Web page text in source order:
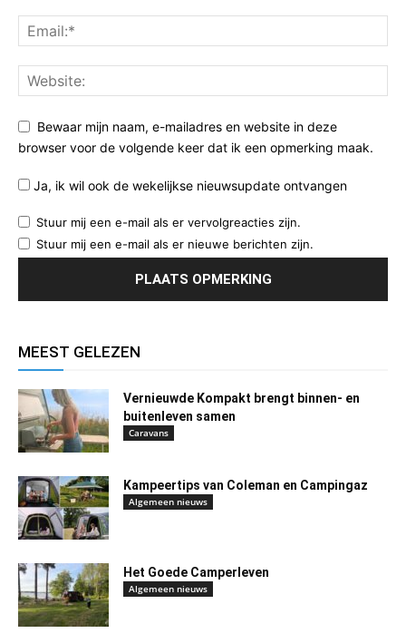
Bewaar mijn naam, e-mailadres en website in deze
browser voor de volgende keer dat ik een opmerking maak.
Ja, ik wil ook de wekelijkse nieuwsupdate ontvangen
Stuur mij een e-mail als er vervolgreacties zijn.
Stuur mij een e-mail als er nieuwe berichten zijn.
MEEST GELEZEN
Vernieuwde Kompakt brengt binnen- en
buitenleven samen
Caravans
Kampeertips van Coleman en Campingaz
Algemeen nieuws
Het Goede Camperleven
Algemeen nieuws